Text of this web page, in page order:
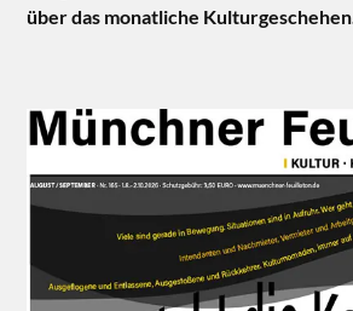
über das monatliche Kulturgeschehen.